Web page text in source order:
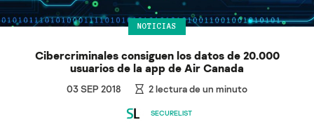
NOTICIAS
Cibercriminales consiguen los datos de 20.000
usuarios de la app de Air Canada
03 SEP 2018 2lectura de un minuto
SECURELIST